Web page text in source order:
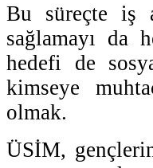
Bu süreçte iş
sağlamayı da
hedefi de
kimseye
olmak.
ÜSİM,